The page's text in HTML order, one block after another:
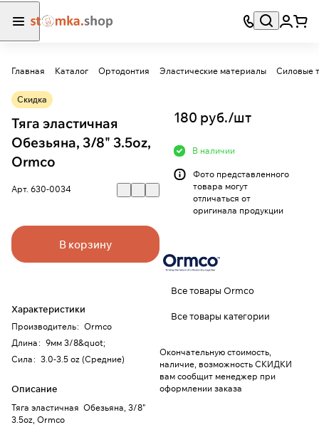
Главная Каталог Ортодонтия Эластические материалы Силовые
Скидка
Тяга эластичная
Обезьяна, 3/8" 3.5oz,
Ormco
Арт. 630-0034
В корзину
Характеристики
Производитель: Ormco
Длина: 9мм 3/8&quot;
Сила: 3.0-3.5 oz (Средние)
Описание
Тяга эластичная Обезьяна, 3/8"
3.5oz, Ormco
180 руб./шт
В наличии
Фото представленного
товара могут
отличаться от
оригинала продукции
Все товары Ormco
Все товары категории
Окончательную стоимость,
наличие, возможность СКИДКИ
вам сообщит менеджер при
оформлении заказа